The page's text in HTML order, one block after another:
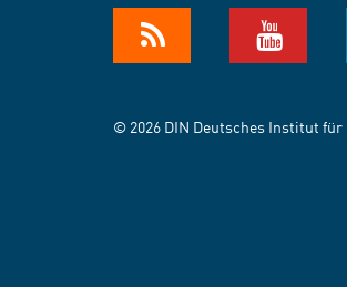
© 2026 DIN Deutsches Institut für